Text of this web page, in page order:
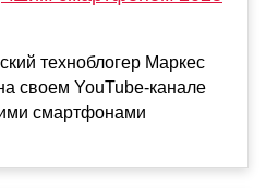
техноблогер Маркес
своем YouTube-канале
смартфонами